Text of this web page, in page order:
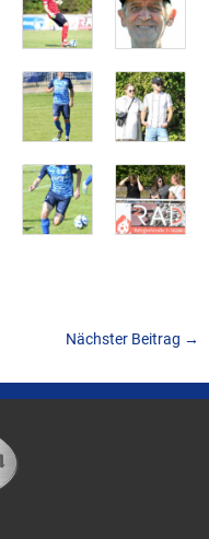
Nächster Beitrag →